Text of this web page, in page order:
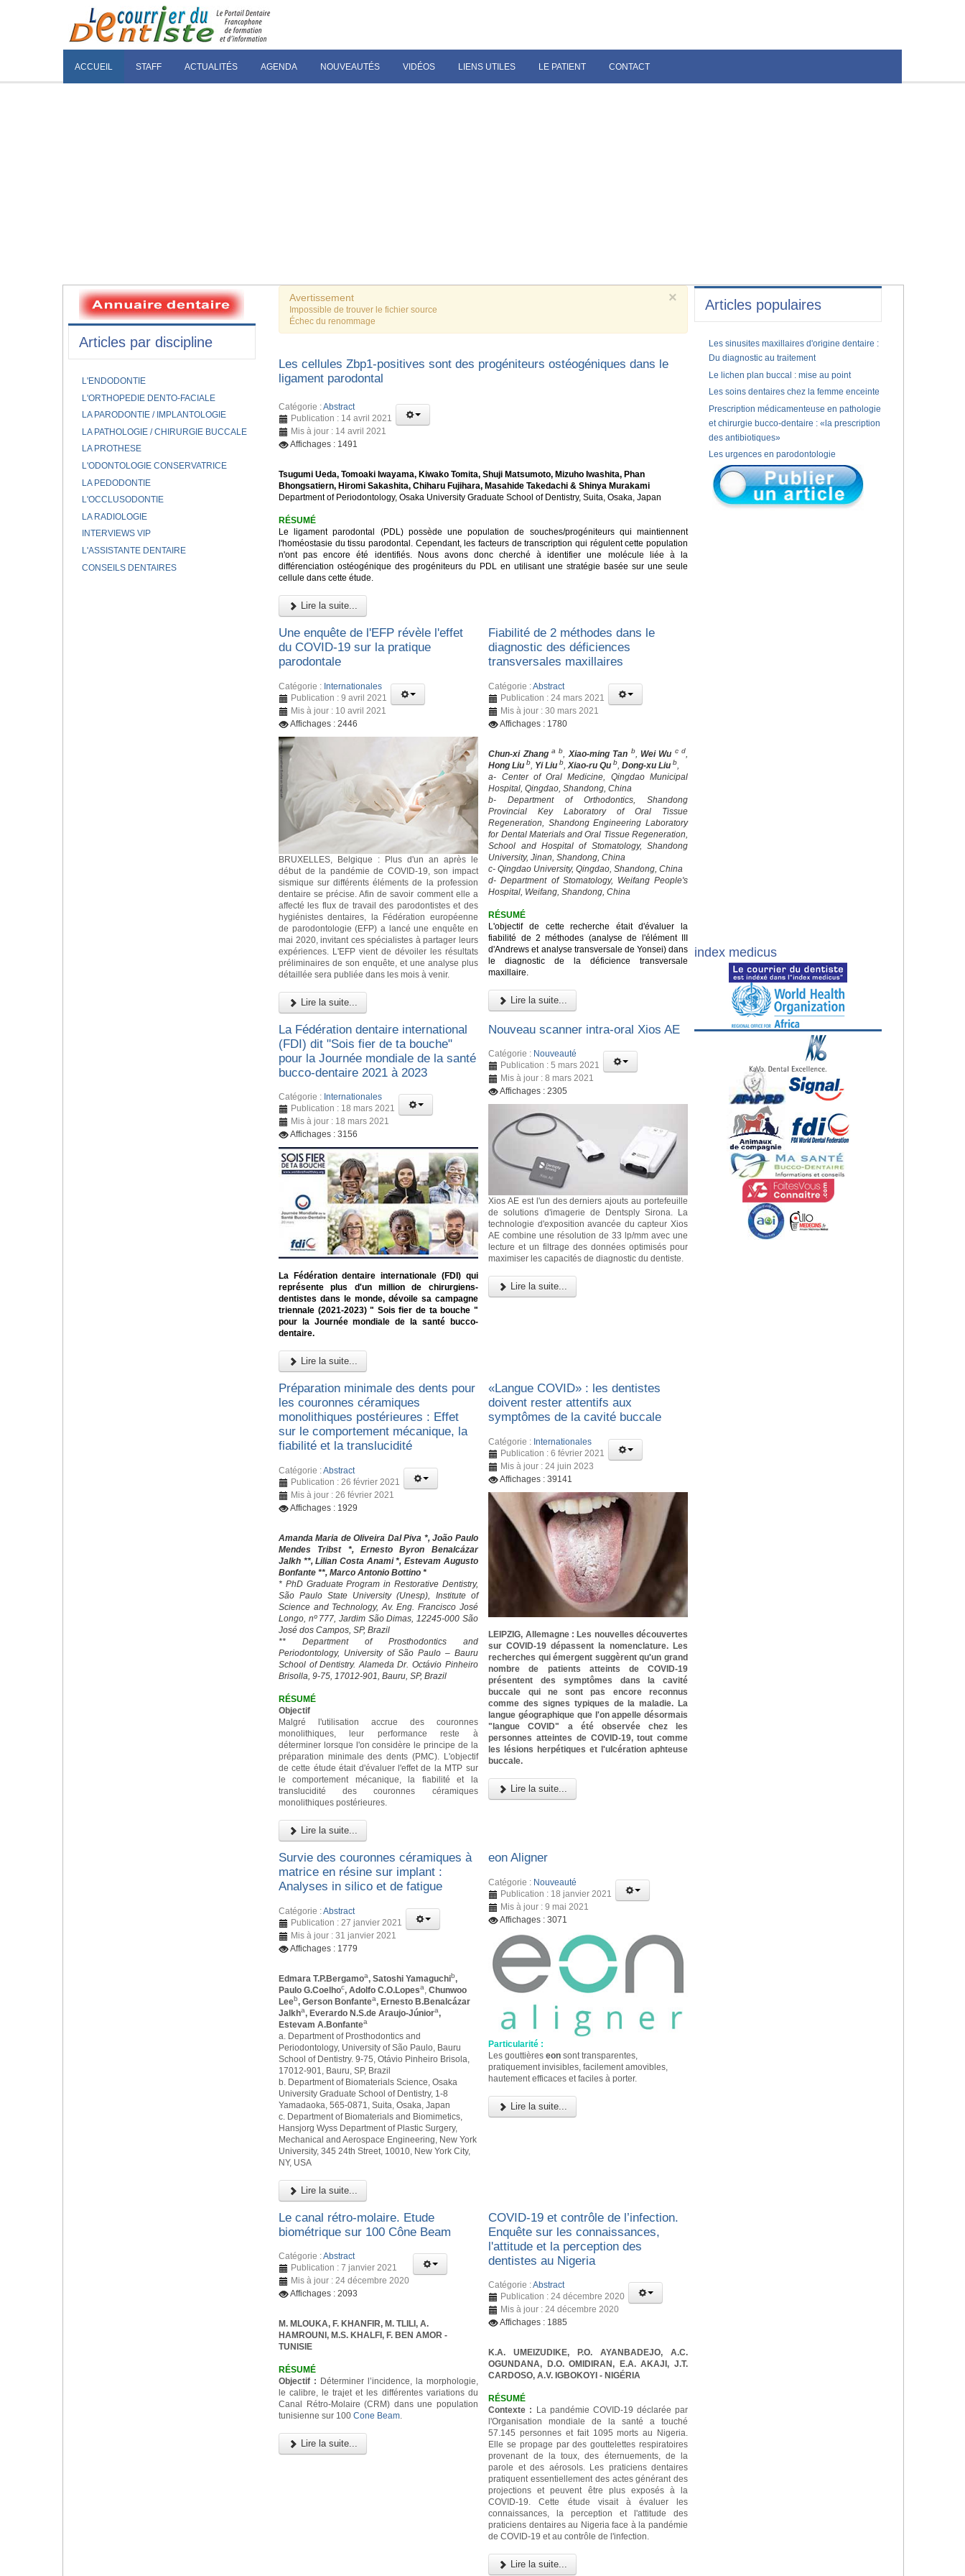
ACCUEIL STAFF ACTUALITÉS AGENDA NOUVEAUTÉS VIDÉOS LIENS UTILES LE PATIENT CONTACT
×
Avertissement
Impossible de trouver le fichier source
Échec du renommage
Les cellules Zbp1-positives sont des progéniteurs ostéogéniques dans le
ligament parodontal
Catégorie :Abstract
Publication : 14 avril 2021
Mis à jour : 14 avril 2021
Affichages : 1491
Tsugumi Ueda, Tomoaki Iwayama, Kiwako Tomita, Shuji Matsumoto, Mizuho Iwashita, Phan
Bhongsatiern, Hiromi Sakashita, Chiharu Fujihara, Masahide Takedachi & Shinya Murakami
Department of Periodontology, Osaka University Graduate School of Dentistry, Suita, Osaka, Japan
RÉSUMÉ
Le ligament parodontal (PDL) possède une population de souches/progéniteurs qui maintiennent
l'homéostasie du tissu parodontal. Cependant, les facteurs de transcription qui régulent cette population
n'ont pas encore été identifiés. Nous avons donc cherché à identifier une molécule liée à la
différenciation ostéogénique des progéniteurs du PDL en utilisant une stratégie basée sur une seule
cellule dans cette étude.
Lire la suite...
Une enquête de l'EFP révèle l'effet
du COVID-19 sur la pratique
parodontale
Catégorie : Internationales
Publication : 9 avril 2021
Mis à jour : 10 avril 2021
Affichages : 2446
BRUXELLES, Belgique : Plus d'un an après le
début de la pandémie de COVID-19, son impact
sismique sur différents éléments de la profession
dentaire se précise. Afin de savoir comment elle a
affecté les flux de travail des parodontistes et des
hygiénistes dentaires, la Fédération européenne
de parodontologie (EFP) a lancé une enquête en
mai 2020, invitant ces spécialistes à partager leurs
expériences. L'EFP vient de dévoiler les résultats
préliminaires de son enquête, et une analyse plus
détaillée sera publiée dans les mois à venir.
Lire la suite...
Fiabilité de 2 méthodes dans le
diagnostic des déficiences
transversales maxillaires
Catégorie :Abstract
Publication : 24 mars 2021
Mis à jour : 30 mars 2021
Affichages : 1780
Chun-xi Zhang a b Xiao-ming Tan b, Wei Wu c d
Hong Liu b Yi Liu b ,Xiao-ru Qu b ,Dong-xu Liu b
a- Center of Oral Medicine, Qingdao Municipal
Hospital, Qingdao, Shandong, China
b- Department of Orthodontics, Shandong
Provincial Key Laboratory of Oral Tissue
Regeneration, Shandong Engineering Laboratory
for Dental Materials and Oral Tissue Regeneration,
School and Hospital of Stomatology, Shandong
University, Jinan, Shandong, China
c- Qingdao University, Qingdao, Shandong, China
d- Department of Stomatology, Weifang People's
Hospital, Weifang, Shandong, China
RÉSUMÉ
L'objectif de cette recherche était d'évaluer la
fiabilité de 2 méthodes (analyse de l'élément III
d'Andrews et analyse transversale de Yonsei) dans
le diagnostic de la déficience transversale
maxillaire.
Lire la suite...
La Fédération dentaire international
(FDI) dit "Sois fier de ta bouche"
pour la Journée mondiale de la santé
bucco-dentaire 2021 à 2023
Catégorie : Internationales
Publication : 18 mars 2021
Mis à jour : 18 mars 2021
Affichages : 3156
La Fédération dentaire internationale (FDI) qui
représente plus d'un million de chirurgiens-
dentistes dans le monde, dévoile sa campagne
triennale (2021-2023) " Sois fier de ta bouche "
pour la Journée mondiale de la santé bucco-
dentaire.
Lire la suite...
Nouveau scanner intra-oral Xios AE
Catégorie : Nouveauté
Publication : 5 mars 2021
Mis à jour : 8 mars 2021
Affichages : 2305
Xios AE est l'un des derniers ajouts au portefeuille
de solutions d'imagerie de Dentsply Sirona. La
technologie d'exposition avancée du capteur Xios
AE combine une résolution de 33 lp/mm avec une
lecture et un filtrage des données optimisés pour
maximiser les capacités de diagnostic du dentiste.
Lire la suite...
Préparation minimale des dents pour
les couronnes céramiques
monolithiques postérieures : Effet
sur le comportement mécanique, la
fiabilité et la translucidité
Catégorie :Abstract
Publication : 26 février 2021
Mis à jour : 26 février 2021
Affichages : 1929
Amanda Maria de Oliveira Dal Piva *, João Paulo
Mendes Tribst *, Ernesto Byron Benalcázar
Jalkh **, Lilian Costa Anami *, Estevam Augusto
Bonfante **, Marco Antonio Bottino *
* PhD Graduate Program in Restorative Dentistry,
São Paulo State University (Unesp), Institute of
Science and Technology, Av. Eng. Francisco José
Longo, nº 777, Jardim São Dimas, 12245-000 São
José dos Campos, SP, Brazil
** Department of Prosthodontics and
Periodontology, University of São Paulo – Bauru
School of Dentistry. Alameda Dr. Octávio Pinheiro
Brisolla, 9-75, 17012-901, Bauru, SP, Brazil
RÉSUMÉ
Objectif
Malgré l'utilisation accrue des couronnes
monolithiques, leur performance reste à
déterminer lorsque l'on considère le principe de la
préparation minimale des dents (PMC). L'objectif
de cette étude était d'évaluer l'effet de la MTP sur
le comportement mécanique, la fiabilité et la
translucidité des couronnes céramiques
monolithiques postérieures.
Lire la suite...
«Langue COVID» : les dentistes
doivent rester attentifs aux
symptômes de la cavité buccale
Catégorie : Internationales
Publication : 6 février 2021
Mis à jour : 24 juin 2023
Affichages : 39141
LEIPZIG, Allemagne : Les nouvelles découvertes
sur COVID-19 dépassent la nomenclature. Les
recherches qui émergent suggèrent qu'un grand
nombre de patients atteints de COVID-19
présentent des symptômes dans la cavité
buccale qui ne sont pas encore reconnus
comme des signes typiques de la maladie. La
langue géographique que l'on appelle désormais
"langue COVID" a été observée chez les
personnes atteintes de COVID-19, tout comme
les lésions herpétiques et l'ulcération aphteuse
buccale.
Lire la suite...
Survie des couronnes céramiques à
matrice en résine sur implant :
Analyses in silico et de fatigue
Catégorie :Abstract
Publication : 27 janvier 2021
Mis à jour : 31 janvier 2021
Affichages : 1779
Edmara T.P.Bergamoa, Satoshi Yamaguchib,
Paulo G.Coelhoc, Adolfo C.O.Lopesa
Chunwoo
Leeb, Gerson Bonfantea, Ernesto B.Benalcázar
Jalkha, Everardo N.S.de Araujo-Júniora,
Estevam A.Bonfantea
a. Department of Prosthodontics and
Periodontology, University of São Paulo, Bauru
School of Dentistry. 9-75, Otávio Pinheiro Brisola,
17012-901, Bauru, SP, Brazil
b. Department of Biomaterials Science, Osaka
University Graduate School of Dentistry, 1-8
Yamadaoka, 565-0871, Suita, Osaka, Japan
c. Department of Biomaterials and Biomimetics,
Hansjorg Wyss Department of Plastic Surgery,
Mechanical and Aerospace Engineering, New York
University, 345 24th Street, 10010, New York City,
NY, USA
Lire la suite...
eon Aligner
Catégorie : Nouveauté
Publication : 18 janvier 2021
Mis à jour : 9 mai 2021
Affichages : 3071
Particularité :
Les gouttièreseon sont transparentes,
pratiquement invisibles, facilement amovibles,
hautement efficaces et faciles à porter.
Lire la suite...
Le canal rétro-molaire. Etude
biométrique sur 100 Cône Beam
Catégorie :Abstract
Publication : 7 janvier 2021
Mis à jour : 24 décembre 2020
Affichages : 2093
M. MLOUKA, F. KHANFIR, M. TLILI, A.
HAMROUNI, M.S. KHALFI, F. BEN AMOR -
TUNISIE
RÉSUMÉ
Objectif : Déterminer l’incidence, la morphologie,
le calibre, le trajet et les différentes variations du
Canal Rétro-Molaire (CRM) dans une population
tunisienne sur 100 Cone Beam.
Lire la suite...
COVID-19 et contrôle de l’infection.
Enquête sur les connaissances,
l'attitude et la perception des
dentistes au Nigeria
Catégorie :Abstract
Publication : 24 décembre 2020
Mis à jour : 24 décembre 2020
Affichages : 1885
K.A. UMEIZUDIKE, P.O. AYANBADEJO, A.C.
OGUNDANA, D.O. OMIDIRAN, E.A. AKAJI, J.T.
CARDOSO, A.V. IGBOKOYI- NIGÉRIA
RÉSUMÉ
Contexte :
La pandémie COVID-19 déclarée par
l'Organisation mondiale de la santé a touché
57.145 personnes et fait 1095 morts au Nigeria.
Elle se propage par des gouttelettes respiratoires
provenant de la toux, des éternuements, de la
parole et des aérosols. Les praticiens dentaires
pratiquent essentiellement des actes générant des
projections et peuvent être plus exposés à la
COVID-19. Cette étude visait à évaluer les
connaissances, la perception et l'attitude des
praticiens dentaires au Nigeria face à la pandémie
de COVID-19 et au contrôle de l'infection.
Lire la suite...
Articles par discipline
L'ENDODONTIE
L'ORTHOPEDIE DENTO-FACIALE
LA PARODONTIE / IMPLANTOLOGIE
LA PATHOLOGIE / CHIRURGIE BUCCALE
LA PROTHESE
L'ODONTOLOGIE CONSERVATRICE
LA PEDODONTIE
L'OCCLUSODONTIE
LA RADIOLOGIE
INTERVIEWS VIP
L'ASSISTANTE DENTAIRE
CONSEILS DENTAIRES
Articles populaires
Les sinusites maxillaires d'origine dentaire :
Du diagnostic au traitement
Le lichen plan buccal : mise au point
Les soins dentaires chez la femme enceinte
Prescription médicamenteuse en pathologie
et chirurgie bucco-dentaire : «la prescription
des antibiotiques»
Les urgences en parodontologie
index medicus